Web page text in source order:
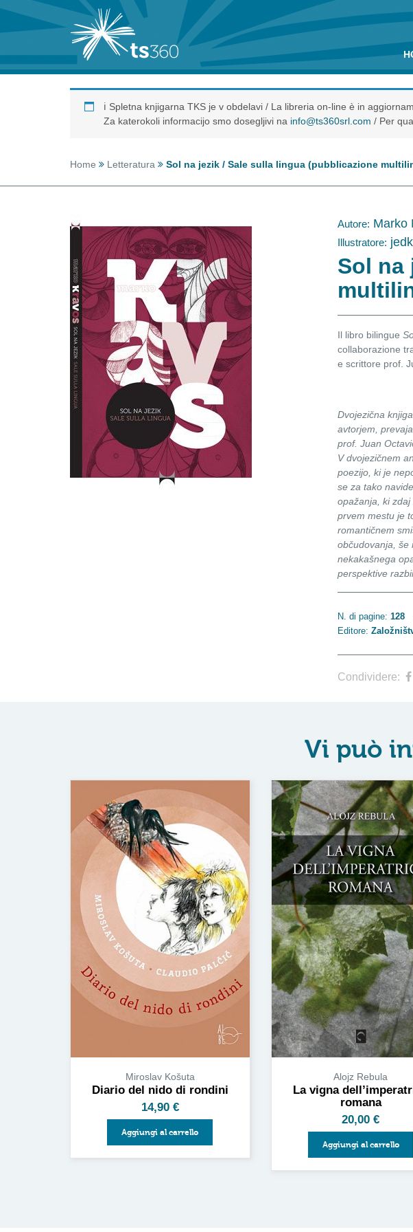
ℹ️ Spletna knjigarna TKS je v obdelavi / La libreria on-line è in
Za katerokoli informacijo smo dosegljivi na info@ts360srl.com / Per
Home Letteratura Sol na jezik / Sale sulla lingua (pubblicazione
Autore: Marko
Illustratore:
Sol na
Il libro bilingue
collaborazione
e scrittore prof.
Dvojezična knjiga
avtorjem,
prof. Juan
V dvojezičnem
poezijo, ki je
se za tako
opažanja, ki
prvem mestu je
romantičnem
občudovanja, še
nekakašnega
perspektive
N. di pagine: 128
Editore:
Condividere:
Vi può
Miroslav Košuta
Diario del nido di rondini
14,90 €
Aggiungi al carrello
Alojz Rebula
La vigna
romana
20,00€
Aggiungi al carrello